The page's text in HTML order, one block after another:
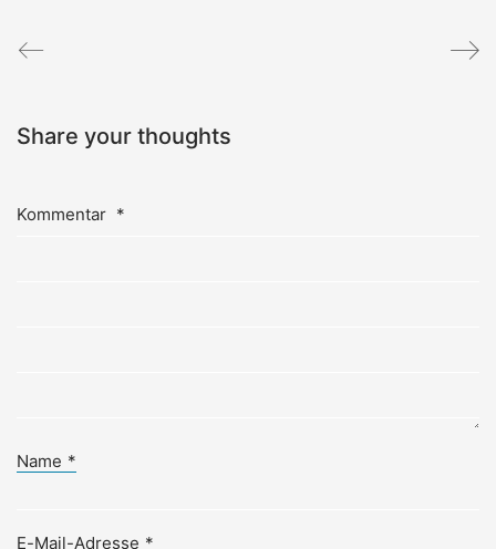
Share your thoughts
Kommentar *
Name *
E-Mail-Adresse *